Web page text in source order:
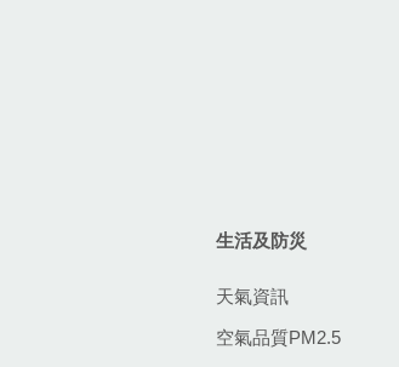
生活及防災
天氣資訊
空氣品質PM2.5